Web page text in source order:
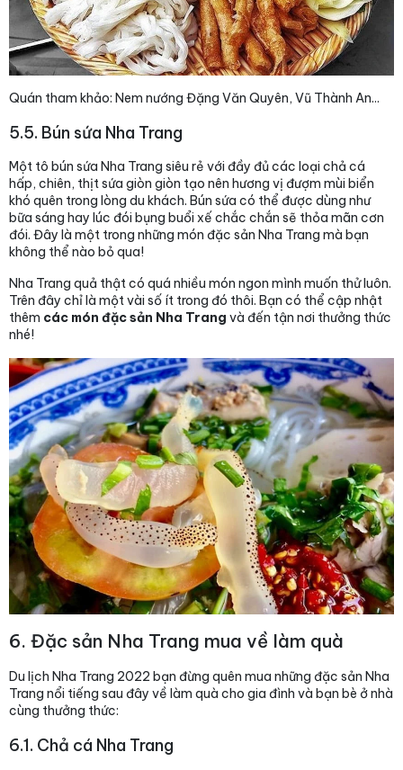
Quán tham khảo: Nem nướng Đặng Văn Quyên, Vũ Thành An...
5.5. Bún sứa Nha Trang
Một tô bún sứa Nha Trang siêu rẻ với đầy đủ các loại chả cá
hấp, chiên, thịt sứa giòn giòn tạo nên hương vị đượm mùi biển
khó quên trong lòng du khách. Bún sứa có thể được dùng như
bữa sáng hay lúc đói bụng buổi xế chắc chắn sẽ thỏa mãn cơn
đói. Đây là một trong những món đặc sản Nha Trang mà bạn
không thể nào bỏ qua!
Nha Trang quả thật có quá nhiều món ngon mình muốn thử luôn.
Trên đây chỉ là một vài số ít trong đó thôi. Bạn có thể cập nhật
thêm các món đặc sản Nha Trang và đến tận nơi thưởng thức
nhé!
6. Đặc sản Nha Trang mua về làm quà
Du lịch Nha Trang 2022 bạn đừng quên mua những đặc sản Nha
Trang nổi tiếng sau đây về làm quà cho gia đình và bạn bè ở nhà
cùng thưởng thức:
6.1. Chả cá Nha Trang